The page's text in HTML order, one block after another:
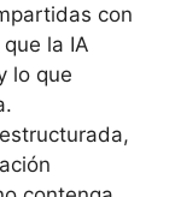
con
la IA
lo que